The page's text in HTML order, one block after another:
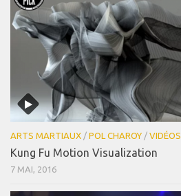
ARTS MARTIAUX / POL CHAROY / VIDÉOS
Kung Fu Motion Visualization
7 MAI, 2016